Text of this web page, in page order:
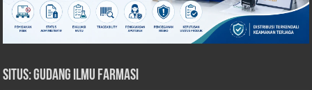
Situs: Gudang Ilmu Farmasi